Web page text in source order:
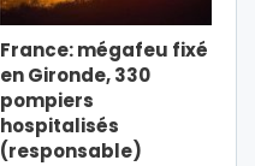
France: mégafeu fixé
en Gironde, 330
pompiers
hospitalisés
(responsable)